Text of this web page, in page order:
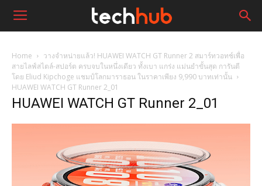
Home
วางจำหน่ายแล้ว! HUAWEI WATCH GT Runner 2 สมาร์ทวอทช์เพื่อ
สายไลฟ์สไตล์-สปอร์ต ครบจบในหนึ่งเดียว ทั้งเบา แกร่ง แม่นยำขั้นสุด การันตี
โดย Eliud Kipchoge แชมป์โลกมาราธอน ในราคาเพียง 9,990 บาทเท่านั้น
HUAWEI WATCH GT Runner 2_01
HUAWEI WATCH GT Runner 2_01